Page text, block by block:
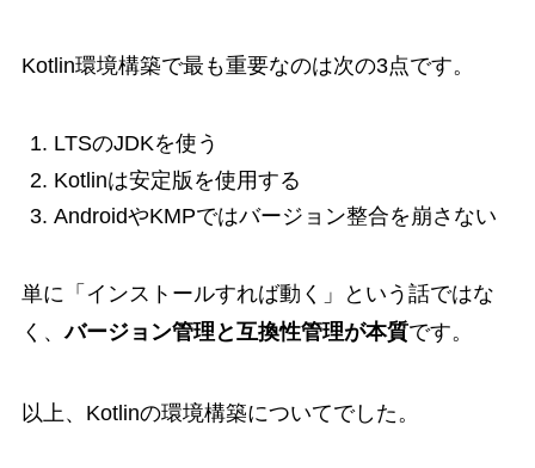
Kotlin環境構築で最も重要なのは次の3点です。
LTSのJDKを使う
Kotlinは安定版を使用する
AndroidやKMPではバージョン整合を崩さない
単に「インストールすれば動く」という話ではな
く、バージョン管理と互換性管理が本質です。
以上、Kotlinの環境構築についてでした。